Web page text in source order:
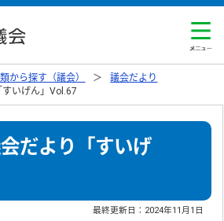
から探す（議会）
議会だより
いげん」Vol.67
だより「すいげ
最終更新日： 2024年11月1日